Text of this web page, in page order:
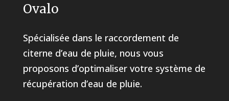
Ovalo
Spécialisée dans le raccordement de
citerne d’eau de pluie, nous vous
proposons d’optimaliser votre système de
récupération d’eau de pluie.